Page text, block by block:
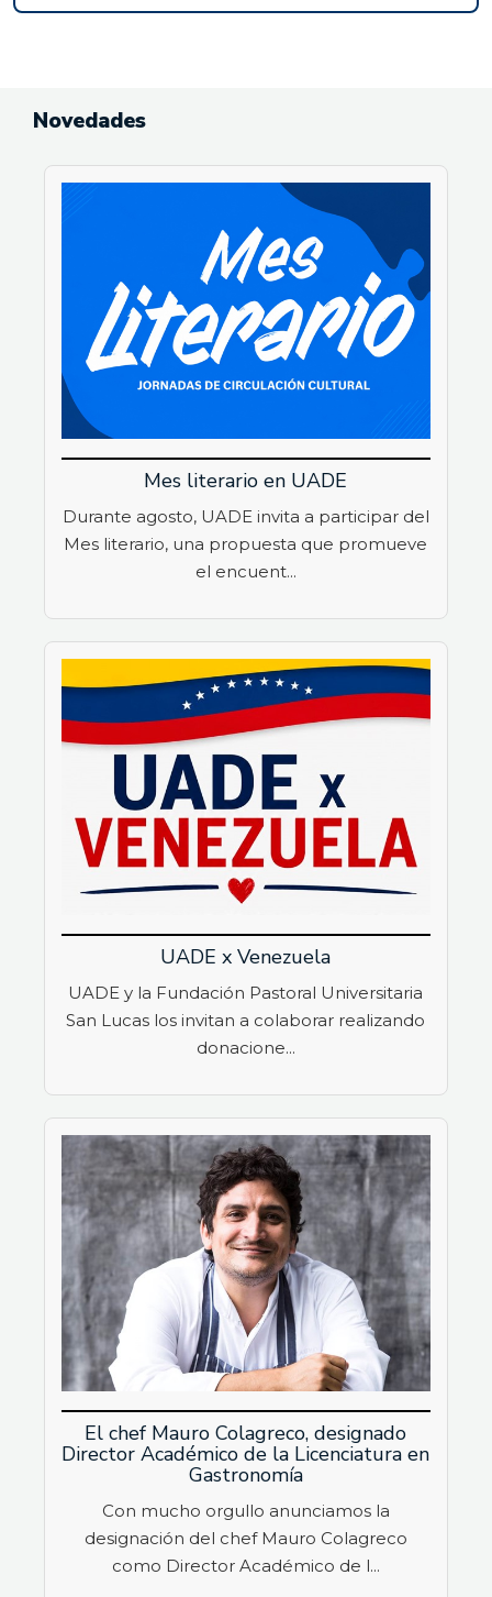
Novedades
Mes literario en UADE
Durante agosto, UADE invita a participar del
Mes literario, una propuesta que promueve
el encuent...
UADE x Venezuela
UADE y la Fundación Pastoral Universitaria
San Lucas los invitan a colaborar realizando
donacione...
El chef Mauro Colagreco, designado
Director Académico de la Licenciatura en
Gastronomía
Con mucho orgullo anunciamos la
designación del chef Mauro Colagreco
como Director Académico de l...